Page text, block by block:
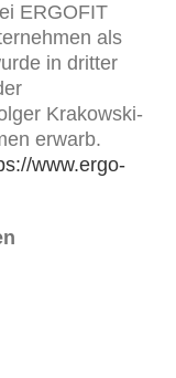
ERGOFIT
als
in dritter
Krakowski-
erwarb.
www.ergo-